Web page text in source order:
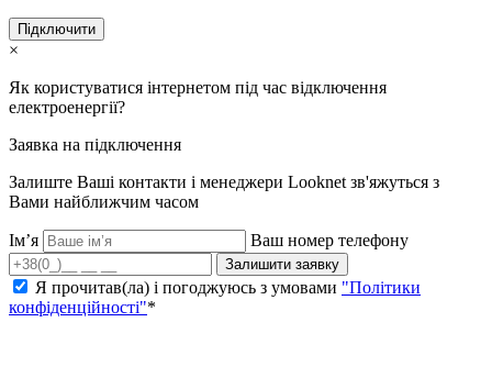
Підключити
×
Як користуватися інтернетом під час відключення
електроенергії?
Заявка на підключення
Залиште Ваші контакти і менеджери Looknet зв'яжуться з
Вами найближчим часом
Ім’я Ваш номер телефону
Залишити заявку
Я прочитав(ла) і погоджуюсь з умовами "Політики
конфіденційності"*